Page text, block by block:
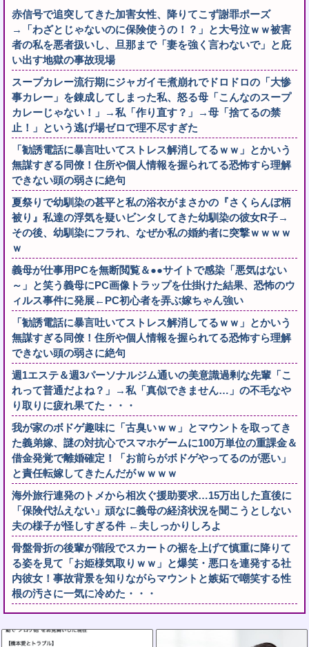
赤信号で追突してきた加害女性、降りてこず謝罪ポーズ
→「わざとじゃないのに保険使うの！？」と大号泣ｗｗ被害
者の私を悪者扱いし、旦那まで「妻を強く言わないで」と庇
い出す地獄の事故現場
スープカレー流行期にジャガイモ煮崩れでドロドロの「大惨
事カレー」を錬成してしまった私、怒る母「こんなのスープ
カレーじゃない！」→私「作り直す？」→母「捨てるの禁
止！」という逃げ場ゼロで理不尽すぎた
「勧誘電話に暴言吐いてストレス解消してるｗｗ」とかいう
無謀すぎる同僚！住所や個人情報を握られてる恐怖すら理解
できない頭の弱さに絶句
夏祭りで幼馴染の甚平と私の浴衣がまさかの『さくらんぼ柄
被り』私達の浮気を疑いビンタしてきた幼馴染の彼女R子→
その後、幼馴染にフラれ、なぜか私の婚約者に突撃ｗｗｗｗ
ｗ
義母が仕事用PCを無断閲覧＆●●サイトで感染「悪気はない
～」と笑う義母にPC画像トラップを仕掛けた結果、恐怖のウ
ィルス事件に発展←PC初心者を弄ぶ嫁ちゃん強い
「勧誘電話に暴言吐いてストレス解消してるｗｗ」とかいう
無謀すぎる同僚！住所や個人情報を握られてる恐怖すら理解
できない頭の弱さに絶句
週1エステ＆週3パーソナルジム通いの美意識過剰な先輩「こ
れって普通だよね？」→私「真似できません…」の不毛なや
り取りに疲れ果てた・・・
我が家のボドゲ趣味に「古臭いｗｗ」とマウントを取ってき
た義弟嫁、謎の対抗心でスマホゲームに100万単位の重課金＆
借金発覚で離婚確定！「お前らがボドゲやってるのが悪い」
と責任転嫁してきたんだがｗｗｗｗ
海外旅行連発のトメから相次ぐ援助要求…15万出した直後に
「保険代払えない」頑なに義母の経済状況を聞こうとしない
夫の様子が怪しすぎる件 ←夫しっかりしろよ
骨盤骨折の後輩が階段でスカートの裾を上げて慎重に降りて
る姿を見て「お姫様気取りｗｗ」と爆笑・悪口を連発する社
内彼女！事故背景を知りながらマウントと嫉妬で嘲笑する性
根の汚さに一気に冷めた・・・